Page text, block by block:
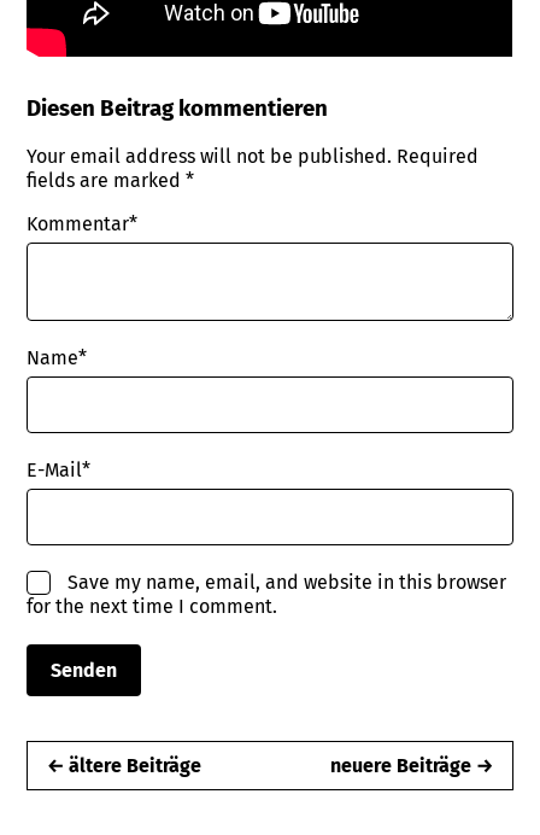
Diesen Beitrag kommentieren
Your email address will not be published. Required
fields are marked*
Kommentar*
Name*
E-Mail*
Save my name, email, and website in this browser
for the next time I comment.
← ältere Beiträge neuere Beiträge →